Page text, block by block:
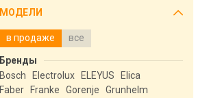
МОДЕЛИ
в продаже все
Бренды
Bosch
Electrolux ELEYUS
Elica
Faber
Franke Gorenje
Grunhelm